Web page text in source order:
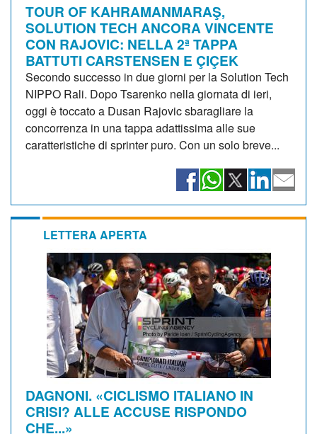
TOUR OF KAHRAMANMARAŞ,
SOLUTION TECH ANCORA VINCENTE
CON RAJOVIC: NELLA 2ª TAPPA
BATTUTI CARSTENSEN E ÇIÇEK
Secondo successo in due giorni per la Solution Tech
NIPPO Rali. Dopo Tsarenko nella giornata di ieri,
oggi è toccato a Dusan Rajovic sbaragliare la
concorrenza in una tappa adattissima alle sue
caratteristiche di sprinter puro. Con un solo breve...
LETTERA APERTA
DAGNONI. «CICLISMO ITALIANO IN
CRISI? ALLE ACCUSE RISPONDO
CHE...»